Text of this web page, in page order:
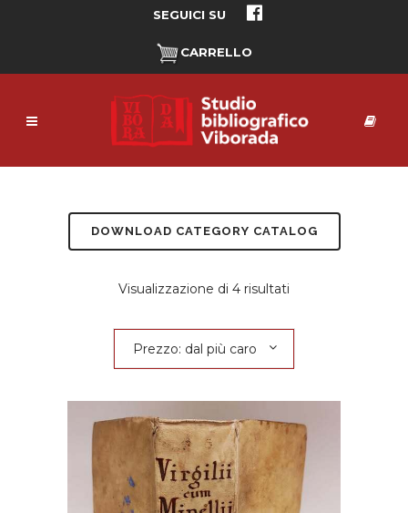
SEGUICI SU
CARRELLO
DOWNLOAD CATEGORY CATALOG
Visualizzazione di 4 risultati
caro
Prezzo: dal più caro